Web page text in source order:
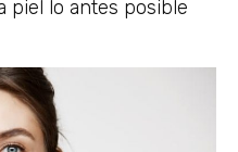
piel lo antes posible